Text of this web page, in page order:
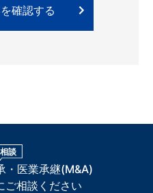
談
・医業承継(M&A)
ご相談ください